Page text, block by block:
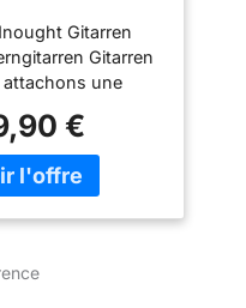
Gitarren
Gitarren
attachons une
équilibrée
soignées et
absolue et se
€